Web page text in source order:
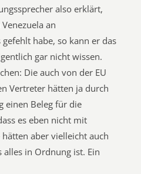
also erklärt,
an
habe, so kann er das
gar nicht wissen.
Die auch von der EU
Vertreter hätten ja durch
einen Beleg für die
es eben nicht mit
aber vielleicht auch
in Ordnung ist. Ein